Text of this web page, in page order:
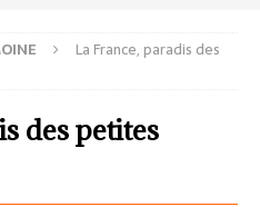
La France, paradis des
des petites